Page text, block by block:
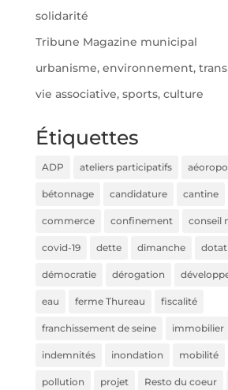
solidarité
Tribune Magazine municipal
urbanisme, environnement,
vie associative, sports, culture
Étiquettes
ADP ateliers participatifs
bétonnage candidature cantine
commerce confinement conseil
covid-19 dette dimanche
démocratie dérogation
eau ferme Thureau fiscalité
franchissement de seine immobilier
indemnités inondation mobilité
pollution projet Resto du coeur